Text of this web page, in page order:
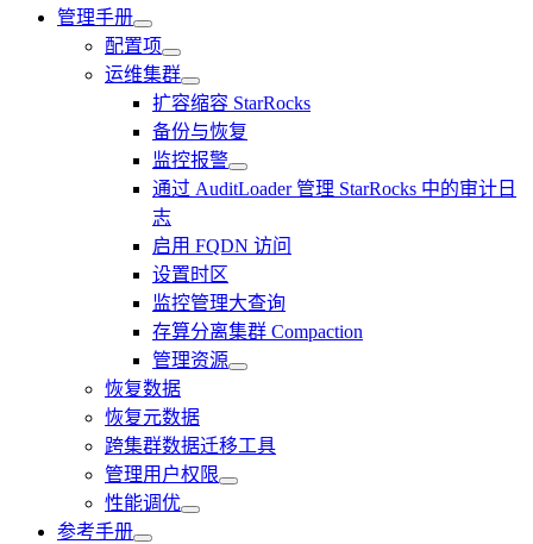
管理手册
配置项
运维集群
扩容缩容 StarRocks
备份与恢复
监控报警
通过 AuditLoader 管理 StarRocks 中的审计日
志
启用 FQDN 访问
设置时区
监控管理大查询
存算分离集群 Compaction
管理资源
恢复数据
恢复元数据
跨集群数据迁移工具
管理用户权限
性能调优
参考手册